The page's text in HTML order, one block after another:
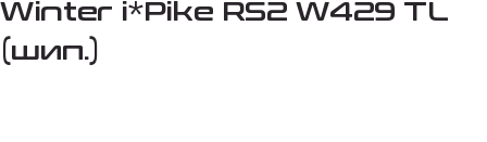
Winter i*Pike RS2 W429 TL
(шип.)